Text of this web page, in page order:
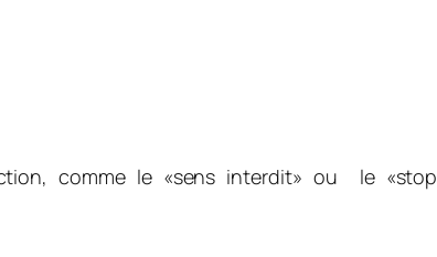
comme le «sens interdit» ou le